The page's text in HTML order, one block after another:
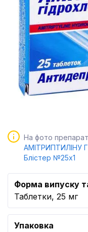
На фото
АМІТРИПТИЛІНУ
Блістер №25x1
Форма випуску
Таблетки, 25 мг
Упаковка